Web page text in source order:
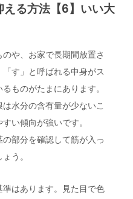
る方法【6】いい大
や、お家で長期間放置さ
す」と呼ばれる中身がス
ものがたまにあります。
は水分の含有量が少ないこ
い傾向が強いです。
部分を確認して筋が入っ
う。
はあります。見た目で色